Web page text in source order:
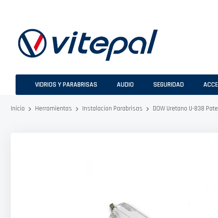
VIDRIOS Y PARABRISAS AUDIO SEGURIDAD
Inicio Herramientas Instalacion Parabrisas DOW Uretano U-838